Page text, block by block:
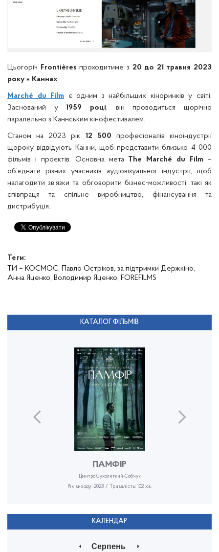
Цьогоріч Frontières проходитиме з 20 до 21 травня 2023
рокув Каннах.
Marché du Film є одним з найбільших кіноринків у світі.
Заснований у1959 році, він проводиться щорічно
паралельно з Каннським кінофестивалем.
Станом на 2023 рік 12 500 професіоналів кіноіндустрії
щороку відвідують Канни, щоб представити близько 4 000
фільмів і проєктів. Основна мета The Marché du Film –
об’єднати різних учасників аудіовізуальної індустрії, щоб
налагодити зв’язки та обговорити бізнес-можливості, такі як
співпраця та спільне виробництво, фінансування та
дистрибуція.
Теги:
ТИ – КОСМОС,
Павло Остріков, за підтримки Держкіно,
Анна Яценко, Володимир Яценко, FOREFILMS
КАТАЛОГ ФІЛЬМІВ
ПАМФІР
Дмитро Сухолиткий-Собчук
Рік виходу: 2023 / Тривалість: 102 хв.
КАЛЕНДАР
Серпень